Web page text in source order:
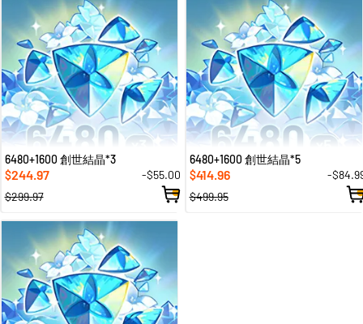
6480+1600 創世結晶*3
$244.97
-$55.00
$299.97
6480+1600 創世結晶*5
$414.96
-
$499.95